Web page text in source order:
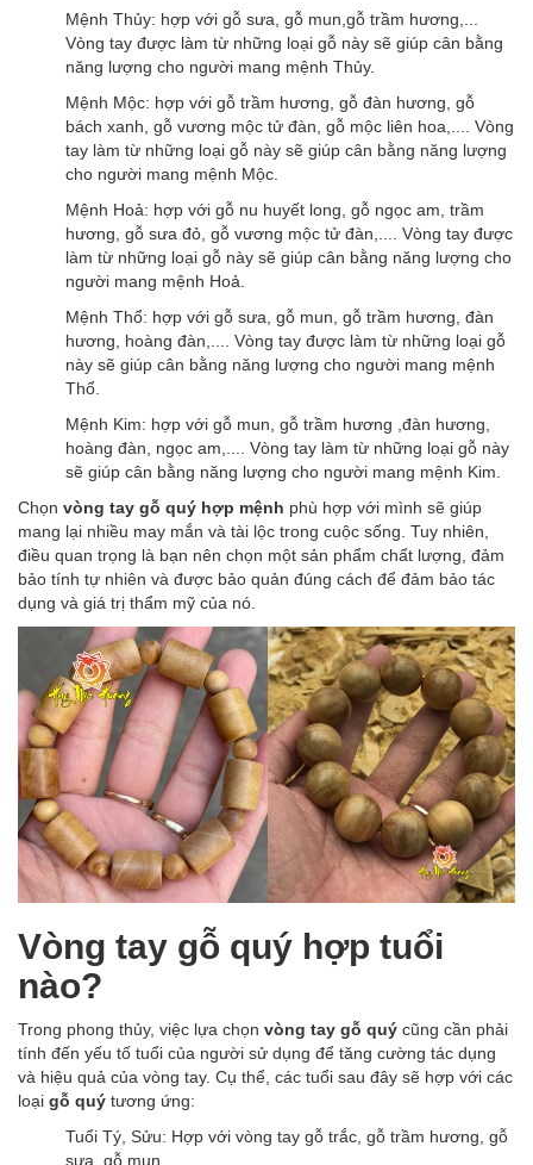
Mệnh Thủy: hợp với gỗ sưa, gỗ mun,gỗ trầm hương,...
Vòng tay được làm từ những loại gỗ này sẽ giúp cân bằng
năng lượng cho người mang mệnh Thủy.
Mệnh Mộc: hợp với gỗ trầm hương, gỗ đàn hương, gỗ
bách xanh, gỗ vương mộc tử đàn, gỗ mộc liên hoa,.... Vòng
tay làm từ những loại gỗ này sẽ giúp cân bằng năng lượng
cho người mang mệnh Mộc.
Mệnh Hoả: hợp với gỗ nu huyết long, gỗ ngọc am, trầm
hương, gỗ sưa đỏ, gỗ vương mộc tử đàn,.... Vòng tay được
làm từ những loại gỗ này sẽ giúp cân bằng năng lượng cho
người mang mệnh Hoả.
Mệnh Thổ: hợp với gỗ sưa, gỗ mun, gỗ trầm hương, đàn
hương, hoàng đàn,.... Vòng tay được làm từ những loại gỗ
này sẽ giúp cân bằng năng lượng cho người mang mệnh
Thổ.
Mệnh Kim: hợp với gỗ mun, gỗ trầm hương ,đàn hương,
hoàng đàn, ngọc am,.... Vòng tay làm từ những loại gỗ này
sẽ giúp cân bằng năng lượng cho người mang mệnh Kim.
Chọn vòng tay gỗ quý hợp mệnh phù hợp với mình sẽ giúp
mang lại nhiều may mắn và tài lộc trong cuộc sống. Tuy nhiên,
điều quan trọng là bạn nên chọn một sản phẩm chất lượng, đảm
bảo tính tự nhiên và được bảo quản đúng cách để đảm bảo tác
dụng và giá trị thẩm mỹ của nó.
Vòng tay gỗ quý hợp tuổi
nào?
Trong phong thủy, việc lựa chọn vòng tay gỗ quý cũng cần phải
tính đến yếu tố tuổi của người sử dụng để tăng cường tác dụng
và hiệu quả của vòng tay. Cụ thể, các tuổi sau đây sẽ hợp với các
loại gỗ quý tương ứng:
Tuổi Tý, Sửu: Hợp với vòng tay gỗ trắc, gỗ trầm hương, gỗ
sưa, gỗ mun.